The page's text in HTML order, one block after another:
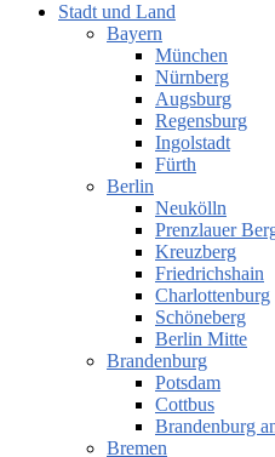
Stadt und Land
Bayern
München
Nürnberg
Augsburg
Regensburg
Ingolstadt
Fürth
Berlin
Neukölln
Prenzlauer
Kreuzberg
Friedrichshain
Charlottenburg
Schöneberg
Berlin Mitte
Brandenburg
Potsdam
Cottbus
Brandenburg
Bremen